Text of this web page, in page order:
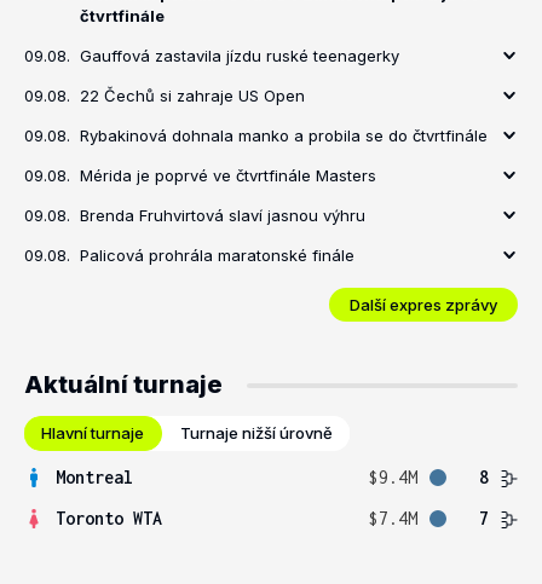
čtvrtfinále
09.08. Gauffová zastavila jízdu ruské teenagerky
09.08. 22 Čechů si zahraje US Open
09.08. Rybakinová dohnala manko a probila se do čtvrtfinále
09.08. Mérida je poprvé ve čtvrtfinále Masters
09.08. Brenda Fruhvirtová slaví jasnou výhru
09.08. Palicová prohrála maratonské finále
Další expres zprávy
Aktuální turnaje
Hlavní turnaje Turnaje nižší úrovně
Montreal $9.4M
8
Toronto WTA
$7.4M 7